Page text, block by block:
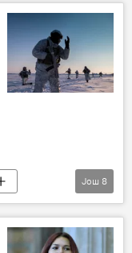
Спутњик
Још 8